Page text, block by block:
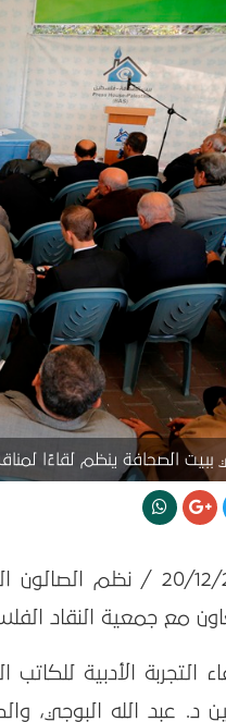
ببيت الصحافة ينظم لقاءًا
غزة / 20/12/2017 /
مع جمعية النقاد
التجربة الأدبية
د. عبد الله البوجي،